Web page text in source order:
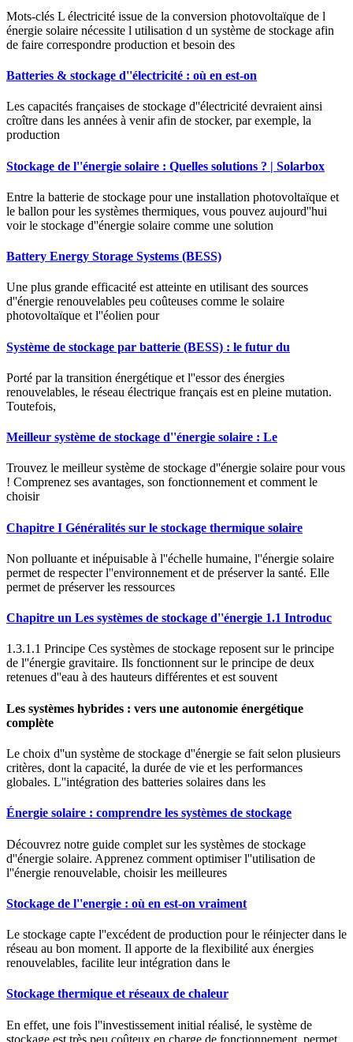
Mots-clés L électricité issue de la conversion photovoltaïque de l
énergie solaire nécessite l utilisation d un système de stockage afin
de faire correspondre production et besoin des
Batteries & stockage d''électricité : où en est-on
Les capacités françaises de stockage d''électricité devraient ainsi
croître dans les années à venir afin de stocker, par exemple, la
production
Stockage de l''énergie solaire : Quelles solutions ? | Solarbox
Entre la batterie de stockage pour une installation photovoltaïque et
le ballon pour les systèmes thermiques, vous pouvez aujourd''hui
voir le stockage d''énergie solaire comme une solution
Battery Energy Storage Systems (BESS)
Une plus grande efficacité est atteinte en utilisant des sources
d''énergie renouvelables peu coûteuses comme le solaire
photovoltaïque et l''éolien pour
Système de stockage par batterie (BESS) : le futur du
Porté par la transition énergétique et l''essor des énergies
renouvelables, le réseau électrique français est en pleine mutation.
Toutefois,
Meilleur système de stockage d''énergie solaire : Le
Trouvez le meilleur système de stockage d''énergie solaire pour vous
! Comprenez ses avantages, son fonctionnement et comment le
choisir
Chapitre I Généralités sur le stockage thermique solaire
Non polluante et inépuisable à l''échelle humaine, l''énergie solaire
permet de respecter l''environnement et de préserver la santé. Elle
permet de préserver les ressources
Chapitre un Les systèmes de stockage d''énergie 1.1 Introduc
1.3.1.1 Principe Ces systèmes de stockage reposent sur le principe
de l''énergie gravitaire. Ils fonctionnent sur le principe de deux
retenues d''eau à des hauteurs différentes et est souvent
Les systèmes hybrides : vers une autonomie énergétique
complète
Le choix d''un système de stockage d''énergie se fait selon plusieurs
critères, dont la capacité, la durée de vie et les performances
globales. L''intégration des batteries solaires dans les
Énergie solaire : comprendre les systèmes de stockage
Découvrez notre guide complet sur les systèmes de stockage
d''énergie solaire. Apprenez comment optimiser l''utilisation de
l''énergie renouvelable, choisir les meilleures
Stockage de l''energie : où en est-on vraiment
Le stockage capte l''excédent de production pour le réinjecter dans le
réseau au bon moment. Il apporte de la flexibilité aux énergies
renouvelables, facilite leur intégration dans le
Stockage thermique et réseaux de chaleur
En effet, une fois l''investissement initial réalisé, le système de
stockage est très peu coûteux en charge de fonctionnement, permet